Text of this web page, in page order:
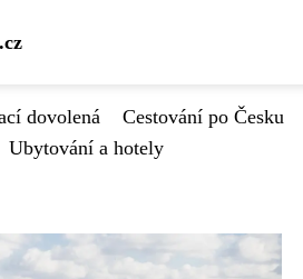
dovolená Cestování po Česku
Ubytování a hotely